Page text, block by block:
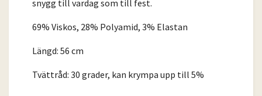
snygg till vardag som till fest.
69% Viskos, 28% Polyamid, 3% Elastan
Längd: 56 cm
Tvättråd: 30 grader, kan krympa upp till 5%